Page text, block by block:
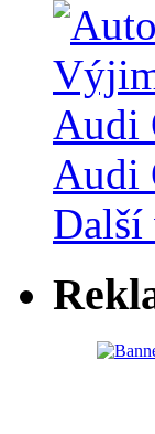
Audi
Další